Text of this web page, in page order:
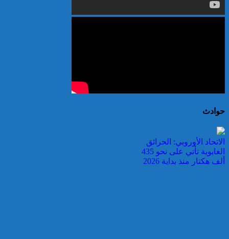
حوادث
الاتحاد الأوروبي: الحرائق
الغابوية تأتي على نحو 435
ألف هكتار منذ بداية 2026